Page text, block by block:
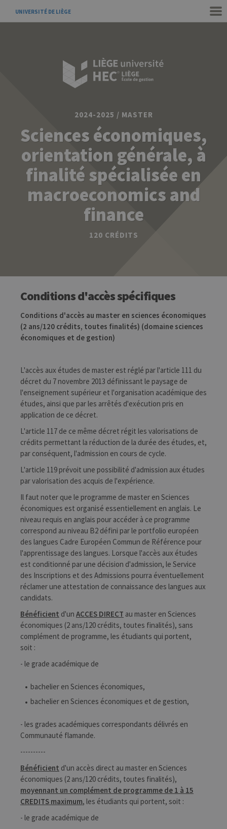
UNIVERSITÉ DE LIÈGE
2024-2025 / MASTER
Sciences économiques,
orientation générale, à
finalité spécialisée en
macroeconomics and
finance
120 CRÉDITS
Conditions d'accès spécifiques
Conditions d'accès au master en sciences économiques
(2 ans/120 crédits, toutes finalités) (domaine sciences
économiques et de gestion)
L'accès aux études de master est réglé par l'article 111 du
décret du 7 novembre 2013 définissant le paysage de
l'enseignement supérieur et l'organisation académique des
études, ainsi que par les arrêtés d'exécution pris en
application de ce décret.
L'article 117 de ce même décret régit les valorisations de
crédits permettant la réduction de la durée des études, et,
par conséquent, l'admission en cours de cycle.
L'article 119 prévoit une possibilité d'admission aux études
par valorisation des acquis de l'expérience.
Il faut noter que le programme de master en Sciences
économiques est organisé essentiellement en anglais. Le
niveau requis en anglais pour accéder à ce programme
correspond au niveau B2 défini par le portfolio européen
des langues Cadre Européen Commun de Référence pour
l'apprentissage des langues. Lorsque l'accès aux études
est conditionné par une décision d'admission, le Service
des Inscriptions et des Admissions pourra éventuellement
réclamer une attestation de connaissance des langues aux
candidats.
Bénéficient d'un ACCES DIRECT au master en Sciences
économiques (2 ans/120 crédits, toutes finalités), sans
complément de programme, les étudiants qui portent,
soit :
- le grade académique de
bachelier en Sciences économiques,
bachelier en Sciences économiques et de gestion,
- les grades académiques correspondants délivrés en
Communauté flamande.
----------
Bénéficient d'un accès direct au master en Sciences
économiques (2 ans/120 crédits, toutes finalités),
moyennant un complément de programme de 1 à 15
CREDITS maximum, les étudiants qui portent, soit :
- le grade académique de